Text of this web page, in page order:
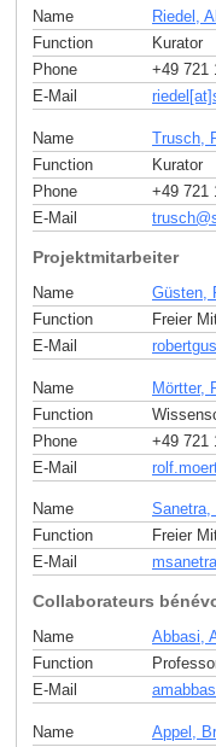
Name
Riedel,
Function
Kurator
Phone
+49 721
E-Mail
Name
Trusch,
Function
Kurator
Phone
+49 721
E-Mail
trusch@
Projektmitarbeiter
Name
Güsten,
Function
Freier
E-Mail
Name
Mörtter,
Function
Phone
+49 721
E-Mail
Name
Sanetra,
Function
Freier
E-Mail
msanetra
Collaborateurs
Name
Abbasi,
Function
E-Mail
Name
Appel,